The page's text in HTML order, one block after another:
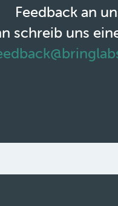
Feedback an
schreib uns